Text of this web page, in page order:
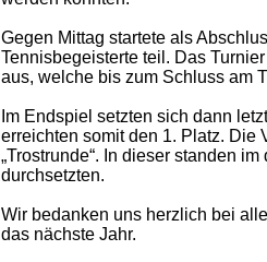
Gegen Mittag startete als
Tennisbegeisterte teil. Das
aus, welche bis zum Schluss am
Im Endspiel setzten sich dann
erreichten somit den 1. Platz. Die
„Trostrunde“. In dieser standen
durchsetzten.
Wir bedanken uns herzlich bei
das nächste Jahr.